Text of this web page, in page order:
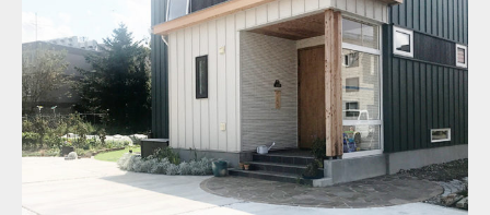
オープン ナチュラル アプローチ 駐車スペース お庭 土間コンクリー
ト
白石区 新築住宅
詳細